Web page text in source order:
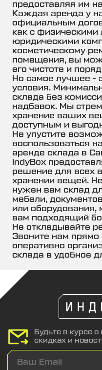
предоставляя им
Каждая аренда у
официальным
как с физическими
юридическими
косметическому
помещения, вы
его чистоте и
Но самое лучшее -
условия.
склада без
надбавок. Мы
хранение ваших
доступным и
Не упустите
воспользоваться
аренде склада в
IndyBox
решение для всех
хранении вещей.
нужен вам склад
мебели,
или
вам подходящий
Не откладывайте
Звоните нам прямо
оперативно
склада в удобное
Будьте в курсе
скидках и